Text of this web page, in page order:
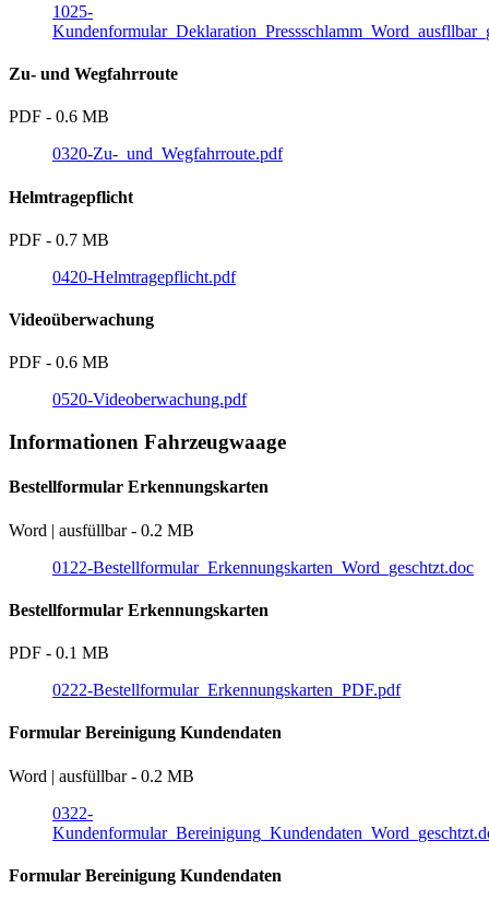
1025-
Zu- und Wegfahrroute
PDF - 0.6 MB
0320-Zu-_und_Wegfahrroute.pdf
Helmtragepflicht
PDF - 0.7 MB
0420-Helmtragepflicht.pdf
Videoüberwachung
PDF - 0.6 MB
0520-Videoberwachung.pdf
Informationen Fahrzeugwaage
Bestellformular Erkennungskarten
Word | ausfüllbar - 0.2 MB
0122-Bestellformular_Erkennungskarten_Word_geschtzt.doc
Bestellformular Erkennungskarten
PDF - 0.1 MB
0222-Bestellformular_Erkennungskarten_PDF.pdf
Formular Bereinigung Kundendaten
Word | ausfüllbar - 0.2 MB
0322-
Formular Bereinigung Kundendaten